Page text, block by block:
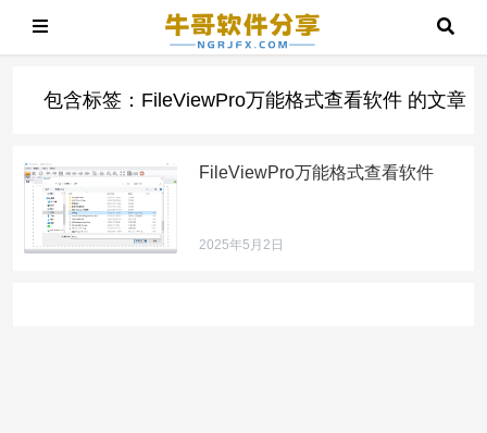
包含标签：FileViewPro万能格式查看软件 的文章
FileViewPro万能格式查看软件
2025年5月2日